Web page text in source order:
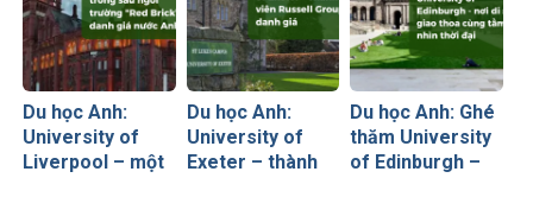
Du học Anh:
University of
Liverpool – một
Du học Anh:
University of
Exeter – thành
Du học Anh: Ghé
thăm University
of Edinburgh –